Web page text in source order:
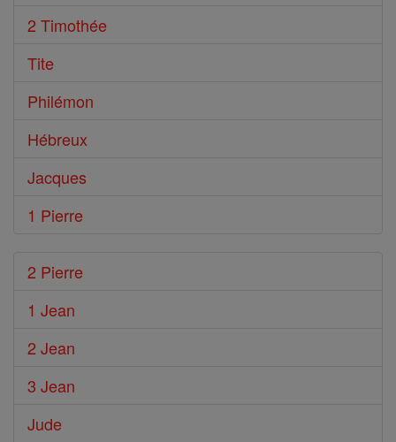
2 Timothée
Tite
Philémon
Hébreux
Jacques
1 Pierre
2 Pierre
1 Jean
2 Jean
3 Jean
Jude